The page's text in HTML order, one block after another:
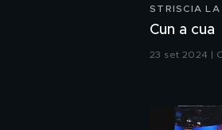
STRISCIA
Cun a cua
23 set 2024 |